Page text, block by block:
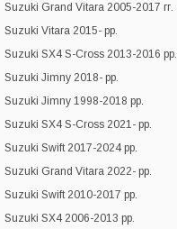
Suzuki Grand Vitara 2005-2017 гг.
Suzuki Vitara 2015- рр.
Suzuki SX4 S-Cross 2013-2016 рр.
Suzuki Jimny 2018- рр.
Suzuki Jimny 1998-2018 рр.
Suzuki SX4 S-Cross 2021- рр.
Suzuki Swift 2017-2024 рр.
Suzuki Grand Vitara 2022- рр.
Suzuki Swift 2010-2017 рр.
Suzuki SX4 2006-2013 рр.